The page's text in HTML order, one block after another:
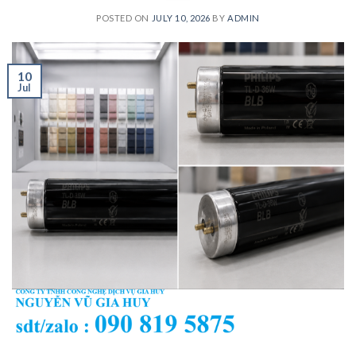
POSTED ON JULY 10, 2026 BYADMIN
10
Jul